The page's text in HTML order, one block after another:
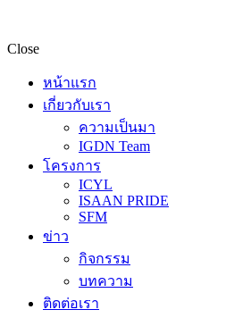
Close
หน้าแรก
เกี่ยวกับเรา
ความเป็นมา
IGDN Team
โครงการ
ICYL
ISAAN PRIDE
SFM
ข่าว
กิจกรรม
บทความ
ติดต่อเรา